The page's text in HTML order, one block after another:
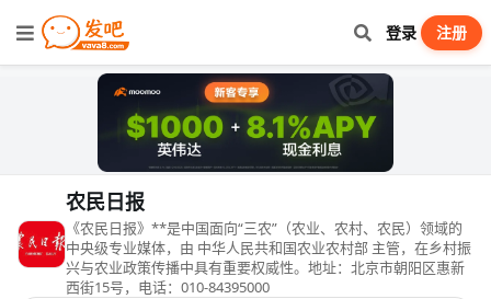
登录 注册
农民日报
《农民日报》**是中国面向“三农”（农业、农村、农民）领域的
中央级专业媒体，由 中华人民共和国农业农村部 主管，在乡村振
兴与农业政策传播中具有重要权威性。地址：北京市朝阳区惠新
西街15号，电话：010-84395000